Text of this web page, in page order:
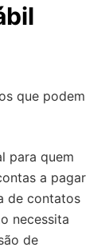
que podem
para quem
a pagar
de contatos
necessita
de